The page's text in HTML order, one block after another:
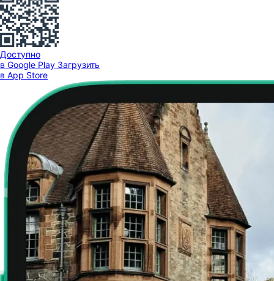
Доступно
в Google Play Загрузить
в App Store